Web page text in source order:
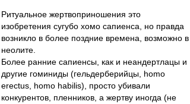
Ритуальное жертвоприношения это
изобретения сугубо хомо сапиенса, но правда
возникло в более поздние времена, возможно в
неолите.
Более ранние сапиенсы, как и неандертлацы и
другие гоминиды (гельдерберийцы, homo
erectus, homo habilis), просто убивали
конкурентов, пленников, а жертву иногда (не